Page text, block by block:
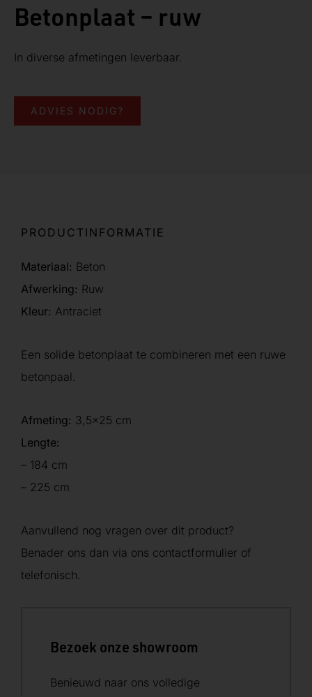
Betonplaat – ruw
In diverse afmetingen leverbaar.
ADVIES NODIG?
PRODUCTINFORMATIE
Materiaal: Beton
Afwerking: Ruw
Kleur: Antraciet
Een solide betonplaat te combineren met een ruwe
betonpaal.
Afmeting: 3,5×25 cm
Lengte:
– 184 cm
– 225 cm
Aanvullend nog vragen over dit product?
Benader ons dan via ons contactformulier of
telefonisch.
Bezoek onze showroom
Benieuwd naar ons volledige